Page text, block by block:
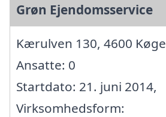
Grøn Ejendomsservice
Kærulven 130, 4600 Køge
Ansatte: 0
Startdato: 21. juni 2014,
Virksomhedsform: